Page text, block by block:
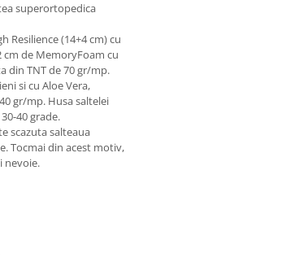
superortopedica
Resilience (14+4 cm) cu
de MemoryFoam cu
din TNT de 70 gr/mp.
si cu Aloe Vera,
gr/mp. Husa saltelei
40 grade.
scazuta salteaua
Tocmai din acest motiv,
nevoie.